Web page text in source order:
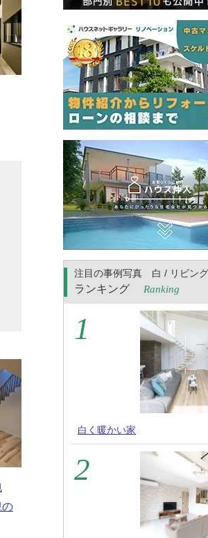
の
注目の事例写真 白 / リビング
ランキング Ranking
白く暖かい家